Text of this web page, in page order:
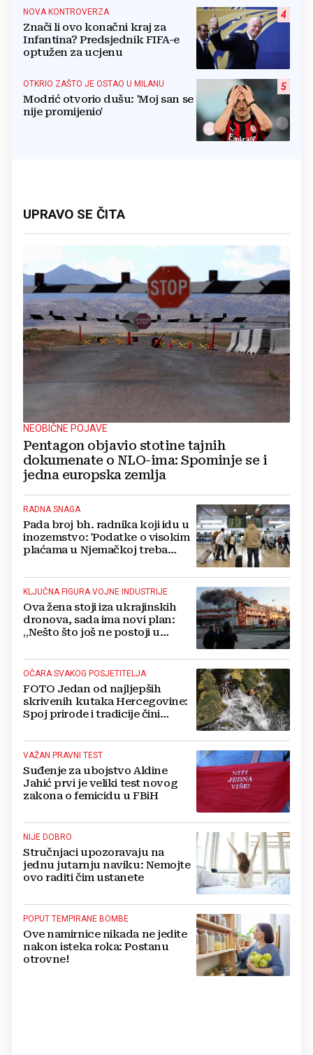
4
NOVA KONTROVERZA
Znači li ovo konačni kraj za
Infantina? Predsjednik FIFA-e
optužen za ucjenu
5
OTKRIO ZAŠTO JE OSTAO U MILANU
Modrić otvorio dušu: 'Moj san se
nije promijenio'
UPRAVO SE ČITA
NEOBIČNE POJAVE
Pentagon objavio stotine tajnih
dokumenate o NLO-ima: Spominje se i
jedna europska zemlja
RADNA SNAGA
Pada broj bh. radnika koji idu u
inozemstvo: 'Podatke o visokim
plaćama u Njemačkoj treba
KLJUČNA FIGURA VOJNE INDUSTRIJE
Ova žena stoji iza ukrajinskih
dronova, sada ima novi plan:
„Nešto što još ne postoji u
OČARA SVAKOG POSJETITELJA
FOTO Jedan od najljepših
skrivenih kutaka Hercegovine:
Spoj prirode i tradicije čini
destinacijom
VAŽAN PRAVNI TEST
Suđenje za ubojstvo Aldine
Jahić prvi je veliki test novog
zakona o femicidu u FBiH
NIJE DOBRO
Stručnjaci upozoravaju na
jednu jutarnju naviku: Nemojte
ovo raditi čim ustanete
POPUT TEMPIRANE BOMBE
Ove namirnice nikada ne jedite
nakon isteka roka: Postanu
otrovne!